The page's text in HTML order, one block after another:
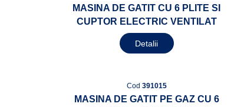
MASINA DE GATIT CU 6 PLITE SI
CUPTOR ELECTRIC VENTILAT
Detalii
Cod 391015
MASINA DE GATIT PE GAZ CU 6